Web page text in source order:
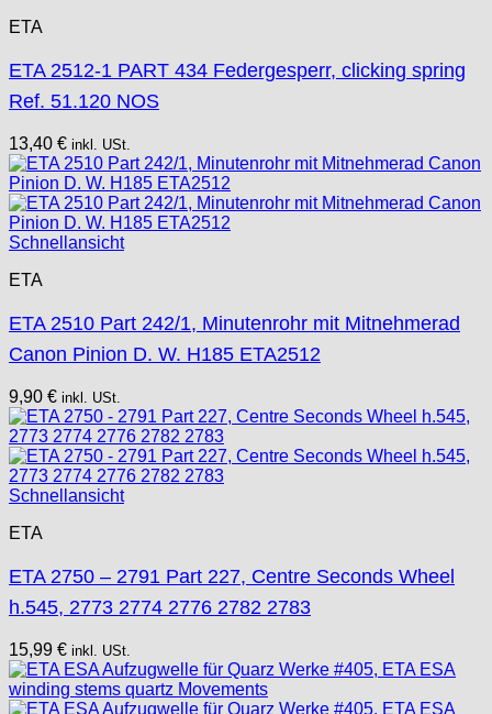
ETA
ETA 2512-1 PART 434 Federgesperr, clicking spring
Ref. 51.120 NOS
13,40 € inkl. USt.
Schnellansicht
ETA
ETA 2510 Part 242/1, Minutenrohr mit Mitnehmerad
Canon Pinion D. W. H185 ETA2512
9,90 € inkl. USt.
Schnellansicht
ETA
ETA 2750 – 2791 Part 227, Centre Seconds Wheel
h.545, 2773 2774 2776 2782 2783
15,99 € inkl. USt.